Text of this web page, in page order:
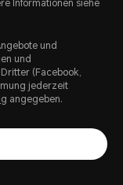
Informationen siehe
und
und
(Facebook,
jederzeit
angegeben.